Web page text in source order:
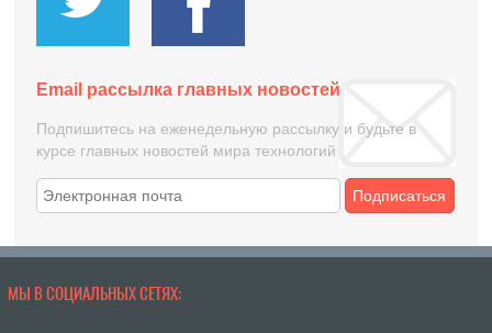
Email рассылка главных новостей
Подпишитесь на еженедельную рассылку и будьте в
курсе главных новостей мира технологий
Подписаться
МЫ В СОЦИАЛЬНЫХ СЕТЯХ: